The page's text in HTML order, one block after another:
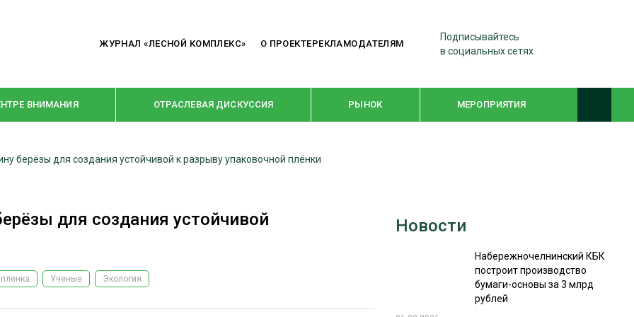
ЖУРНАЛ «ЛЕСНОЙ КОМПЛЕКС» О ПРОЕКТЕРЕКЛАМОДАТЕЛЯМ
Подписывайтесь
в социальных сетях
ВНИМАНИЯ ОТРАСЛЕВАЯ ДИСКУССИЯ РЫНОК МЕРОПРИЯТИЯ
ДОМОСТРОЕНИЕ
РУБРИКИ
КРУПНЫМ ПЛАНОМ WOODEX-2021
СУШКА ДРЕВЕСИНЫ
берёзы для создания устойчивой к разрыву упаковочной плёнки
для создания устойчивой
Ученые Экология
Новости
Набережночелнинский КБК
построит производство
бумаги-основы за 3 млрд
рублей